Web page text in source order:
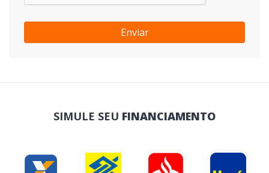
Enviar
SIMULE SEU FINANCIAMENTO